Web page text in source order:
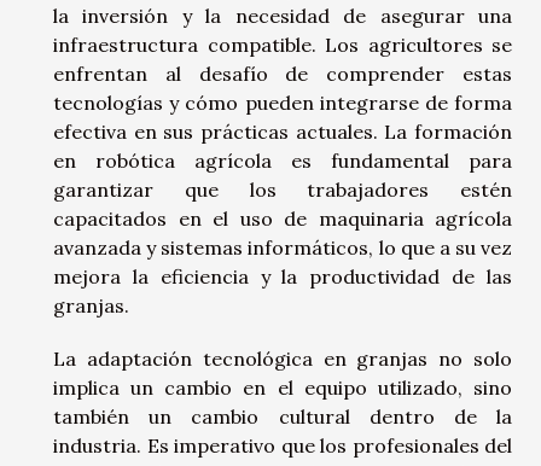
la inversión y la necesidad de asegurar una
infraestructura compatible. Los agricultores se
enfrentan al desafío de comprender estas
tecnologías y cómo pueden integrarse de forma
efectiva en sus prácticas actuales. La formación
en robótica agrícola es fundamental para
garantizar que los trabajadores estén
capacitados en el uso de maquinaria agrícola
avanzada y sistemas informáticos, lo que a su vez
mejora la eficiencia y la productividad de las
granjas.
La adaptación tecnológica en granjas no solo
implica un cambio en el equipo utilizado, sino
también un cambio cultural dentro de la
industria. Es imperativo que los profesionales del